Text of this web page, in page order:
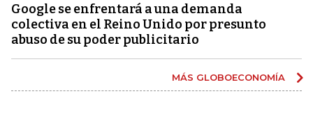
Google se enfrentará a una demanda
colectiva en el Reino Unido por presunto
abuso de su poder publicitario
MÁS GLOBOECONOMÍA